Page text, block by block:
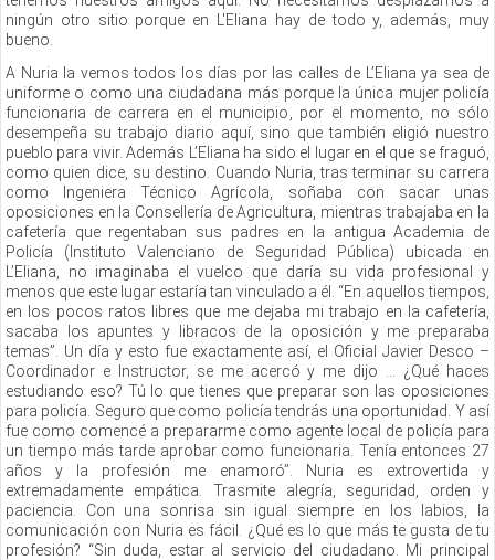
ningún otro sitio porque en L'Eliana hay de todo y, además, muy
bueno.
A Nuria la vemos todos los días por las calles de L’Eliana ya sea de
uniforme o como una ciudadana más porque la única mujer policía
funcionaria de carrera en el municipio, por el momento, no sólo
desempeña su trabajo diario aquí, sino que también eligió nuestro
pueblo para vivir. Además L’Eliana ha sido el lugar en el que se fraguó,
como quien dice, su destino. Cuando Nuria, tras terminar su carrera
como Ingeniera Técnico Agrícola, soñaba con sacar unas
oposiciones en la Consellería de Agricultura, mientras trabajaba en la
cafetería que regentaban sus padres en la antigua Academia de
Policía (Instituto Valenciano de Seguridad Pública) ubicada en
L’Eliana, no imaginaba el vuelco que daría su vida profesional y
menos que este lugar estaría tan vinculado a él. “En aquellos tiempos,
en los pocos ratos libres que me dejaba mi trabajo en la cafetería,
sacaba los apuntes y libracos de la oposición y me preparaba
temas”. Un día y esto fue exactamente así, el Oficial Javier Desco –
Coordinador e Instructor, se me acercó y me dijo … ¿Qué haces
estudiando eso? Tú lo que tienes que preparar son las oposiciones
para policía. Seguro que como policía tendrás una oportunidad. Y así
fue como comencé a prepararme como agente local de policía para
un tiempo más tarde aprobar como funcionaria. Tenía entonces 27
años y la profesión me enamoró”. Nuria es extrovertida y
extremadamente empática. Trasmite alegría, seguridad, orden y
paciencia. Con una sonrisa sin igual siempre en los labios, la
comunicación con Nuria es fácil. ¿Qué es lo que más te gusta de tu
profesión? “Sin duda, estar al servicio del ciudadano. Mi principal